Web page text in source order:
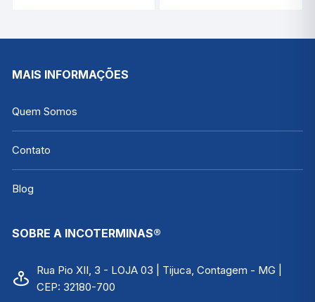
MAIS INFORMAÇÕES
Quem Somos
Contato
Blog
SOBRE A INCOTERMINAS®
Rua Pio XII, 3 - LOJA 03 | Tijuca, Contagem - MG |
CEP: 32180-700